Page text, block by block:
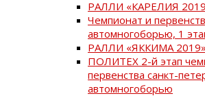
РАЛЛИ «КАРЕЛИЯ
Чемпионат и
автомногоборью, 1
РАЛЛИ «ЯККИМА 2019»
ПОЛИТЕХ 2-й этап
первенства санкт-
автомногоборью